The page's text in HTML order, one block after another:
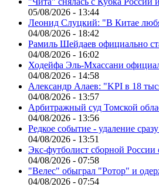
05/08/2026 - 13:44
Леонид Слуцкий: "В Китае
04/08/2026 - 18:42
Рамиль Шейдаев официально
04/08/2026 - 16:02
Ходейфа Эль-Мхассани
04/08/2026 - 14:58
Александр Алаев: "KPI в 18
04/08/2026 - 13:57
Арбитражный суд Томской
04/08/2026 - 13:56
Редкое событие - удаление
04/08/2026 - 13:51
Экс-футболист сборной России
04/08/2026 - 07:58
"Велес" обыграл "Ротор" и
04/08/2026 - 07:54